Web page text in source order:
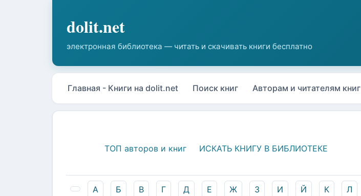
Главная - Книги на dolit.net Поиск книг Авторам и читателям книг
ТОП авторов и книг ИСКАТЬ КНИГУ В БИБЛИОТЕКЕ
А Б В Г Д Е Ж З И Й К
Л